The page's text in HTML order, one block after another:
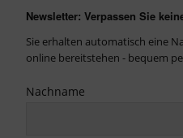
Newsletter: Verpassen Sie
Sie erhalten automatisch eine
online bereitstehen - bequem
Nachname